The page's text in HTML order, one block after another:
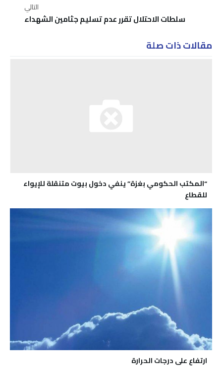
التالي
سلطات الاحتلال تقرر عدم تسليم جثامين الشهداء
مقالات ذات صلة
“المكتب الحكومي بغزة” ينفي دخول بيوت متنقلة للإيواء
للقطاع
ارتفاع على درجات الحرارة